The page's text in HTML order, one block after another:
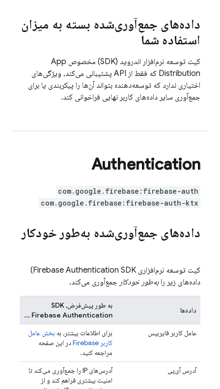
داده‌های جمع‌آوری‌شده بسته به میزان
استفاده شما
کیت توسعه نرم‌افزار اندروید (SDK) مخصوص
App
Distribution
که فقط از API پشتیبانی می‌کند، ویژگی‌های
اختیاری ندارد که توسعه‌دهنده بتواند آن‌ها را پیکربندی یا برای
جمع‌آوری سایر داده‌های کاربر نهایی فراخوانی کند.
Authentication
com.google.firebase:firebase-auth
com.google.firebase:firebase-auth-ktx
داده‌های جمع‌آوری‌شده به‌طور خودکار
کیت توسعه نرم‌افزاری Firebase Authentication
SDK)
داده‌های زیر رابه‌طور خودکار جمع‌آوری می‌کند.
داده‌ها
به طور پیش‌فرض، SDK
Firebase Authentication
...
عامل کاربر فایربیس
برای اطلاعات بیشتر، به بخش عامل
کاربر Firebase
در این صفحه
مراجعه کنید.
آدرس آی‌پی
آدرس‌های IP را جمع‌آوری می‌کند تا
امنیت بیشتری فراهم کند و از